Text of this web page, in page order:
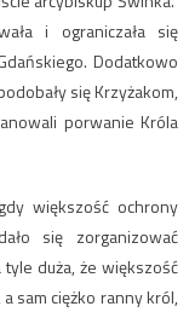
i ograniczała się
Dodatkowo
się Krzyżakom,
porwanie Króla
większość ochrony
się zorganizować
duża, że większość
sam ciężko ranny król,